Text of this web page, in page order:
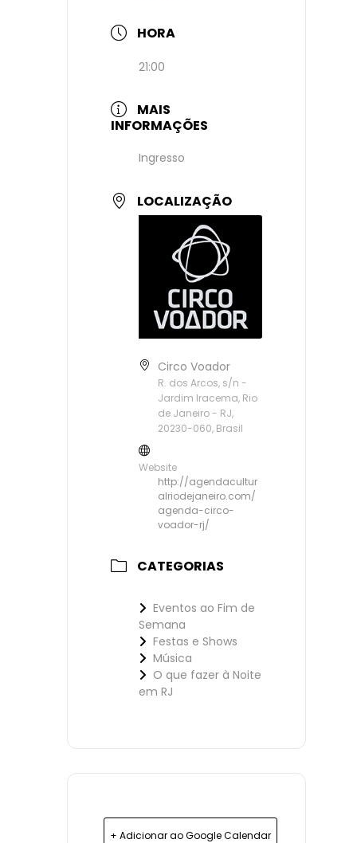
HORA
21:00
MAIS
INFORMAÇÕES
Ingresso
LOCALIZAÇÃO
Circo Voador
R. dos Arcos, s/n -
Jardim Iracema, Rio
de Janeiro - RJ,
20230-060, Brasil
Website
http://agendacultur
alriodejaneiro.com/
agenda-circo-
voador-rj/
CATEGORIAS
Eventos ao Fim de
Semana
Festas e Shows
Música
O que fazer à Noite
em RJ
+ Adicionar ao Google Calendar